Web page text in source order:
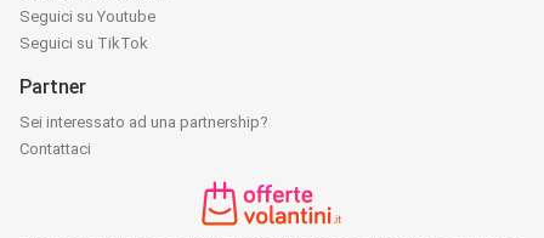
Seguici su Youtube
Seguici su TikTok
Partner
Sei interessato ad una partnership?
Contattaci